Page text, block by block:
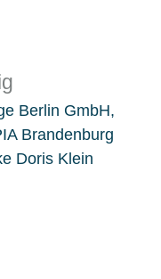
Berlin GmbH,
Brandenburg
Doris Klein